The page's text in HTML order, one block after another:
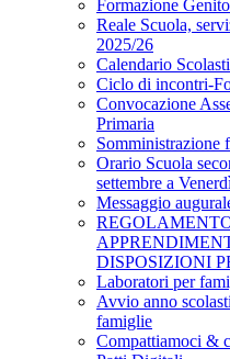
Formazione
Reale Scuola,
2025/26
Calendario
Ciclo di incontri-
Convocazione
Primaria
Somministrazione
Orario Scuola
settembre a
Messaggio
DISPOSIZIONI
Laboratori per
Avvio anno
famiglie
Compattiamoci &